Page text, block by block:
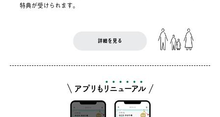
特典が受けられます。
詳細を見る